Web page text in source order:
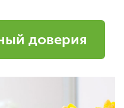
доверия